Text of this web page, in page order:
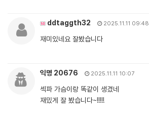
ddtaggth32 2025.11.11 09:48
재미있네요 잘봤습니다
익명 20676 2025.11.11 10:07
섹파 가슴이랑 똑같이 생겼네
재밌게 잘 봤습니다~!!!!!